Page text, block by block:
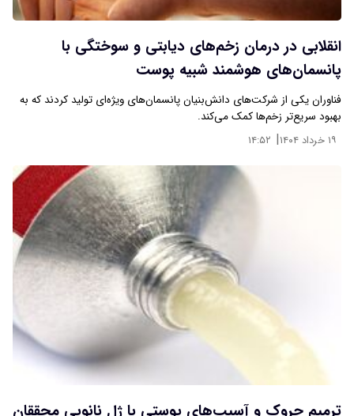
انقلابی در درمان زخم‌های دیابتی و سوختگی با
پانسمان‌های هوشمند شبیه پوست
فناوران یکی از شرکت‌های دانش‌بنیان پانسمان‌های ویژه‌ای تولید کردند که به
بهبود سریع‌تر زخم‌ها کمک می‌کند.
۱۹ خرداد ۱۴۰۴ | ۱۴:۵۲